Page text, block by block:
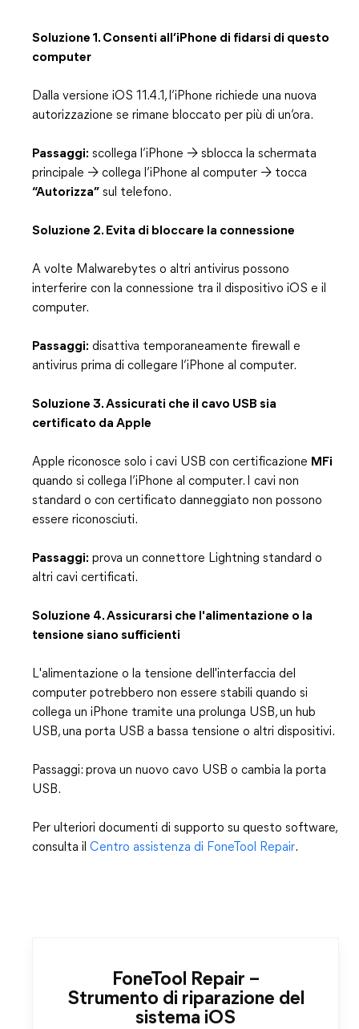
Soluzione 1. Consenti all’iPhone di fidarsi di questo
computer
Dalla versione iOS 11.4.1, l’iPhone richiede una nuova
autorizzazione se rimane bloccato per più di un’ora.
Passaggi: scollega l’iPhone → sblocca la schermata
principale → collega l’iPhone al computer → tocca
“Autorizza” sul telefono.
Soluzione 2. Evita di bloccare la connessione
A volte Malwarebytes o altri antivirus possono
interferire con la connessione tra il dispositivo iOS e il
computer.
Passaggi: disattiva temporaneamente firewall e
antivirus prima di collegare l’iPhone al computer.
Soluzione 3. Assicurati che il cavo USB sia
certificato da Apple
Apple riconosce solo i cavi USB con certificazione MFi
quando si collega l’iPhone al computer. I cavi non
standard o con certificato danneggiato non possono
essere riconosciuti.
Passaggi: prova un connettore Lightning standard o
altri cavi certificati.
Soluzione 4. Assicurarsi che l'alimentazione o la
tensione siano sufficienti
L'alimentazione o la tensione dell'interfaccia del
computer potrebbero non essere stabili quando si
collega un iPhone tramite una prolunga USB, un hub
USB, una porta USB a bassa tensione o altri dispositivi.
Passaggi: prova un nuovo cavo USB o cambia la porta
USB.
Per ulteriori documenti di supporto su questo software,
consulta il Centro assistenza di FoneTool Repair.
FoneTool Repair –
Strumento di riparazione del
sistema iOS